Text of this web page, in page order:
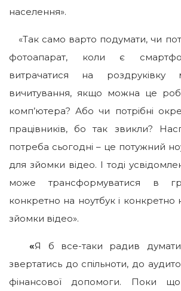
населення».
«Так само варто подумати, чи
фотоапарат, коли є
витрачатися на роздруківку
вичитування, якщо можна це
комп’ютера? Або чи потрібні
працівників, бо так звикли?
потреба сьогодні – це потужний
для зйомки відео. І тоді
може трансформуватися в
конкретно на ноутбук і конкретно
зйомки відео».
«Я б все-таки радив
звертатись до спільноти, до
фінансової допомоги. Поки